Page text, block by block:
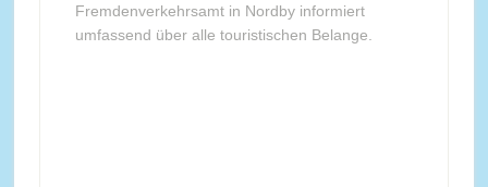
Fremdenverkehrsamt in Nordby informiert
umfassend über alle touristischen Belange.